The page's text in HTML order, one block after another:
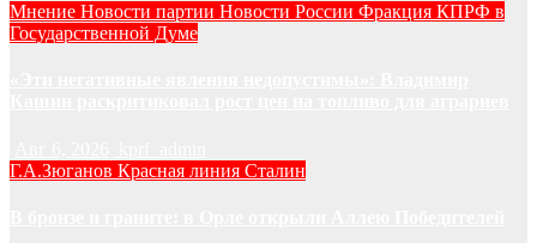
Мнение Новости партии Новости России Фракция КПРФ в
Государственной Думе
Г.А.Зюганов Красная линия Сталин